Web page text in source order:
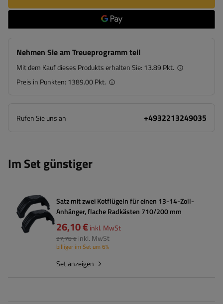
Nehmen Sie am Treueprogramm teil
Mit dem Kauf dieses Produkts erhalten Sie: 13.89 Pkt.
Preis in Punkten: 1389.00 Pkt.
Rufen Sie uns an +4932213249035
Im Set günstiger
Satz mit zwei Kotflügeln für einen 13-14-Zoll-
Anhänger, flache Radkästen 710/200 mm
26,10 €inkl. MwSt
27,78 € inkl. MwSt
billiger im Set um 6%
Set anzeigen